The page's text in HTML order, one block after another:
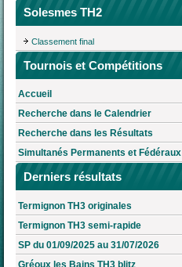
Solesmes TH2
Classement final
Tournois et Compétitions
Accueil
Recherche dans le Calendrier
Recherche dans les Résultats
Simultanés Permanents et Fédéraux
Derniers résultats
Termignon TH3 originales
Termignon TH3 semi-rapide
SP du 01/09/2025 au 31/07/2026
Gréoux les Bains TH3 blitz